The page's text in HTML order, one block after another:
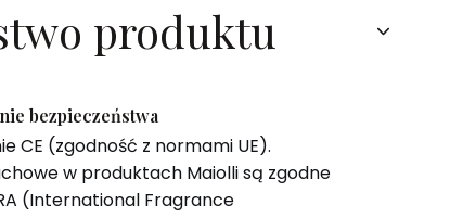
produktu
bezpieczeństwa
CE (zgodność z normami UE).
w produktach Maiolli są zgodne
(International Fragrance